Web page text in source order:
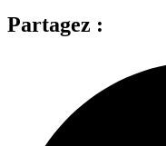
Partagez :